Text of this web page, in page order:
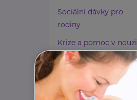
Sociální dávky pro
rodiny
Krize a pomoc v nouzi
Paliativní péče
Rady a tipy
Harmonie duše a těla